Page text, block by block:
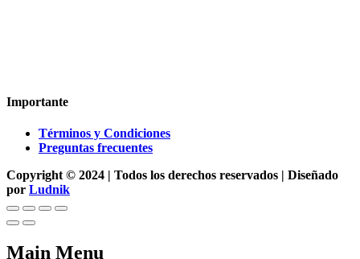
Importante
Términos y Condiciones
Preguntas frecuentes
Copyright © 2024 | Todos los derechos reservados | Diseñado
por Ludnik
Main Menu